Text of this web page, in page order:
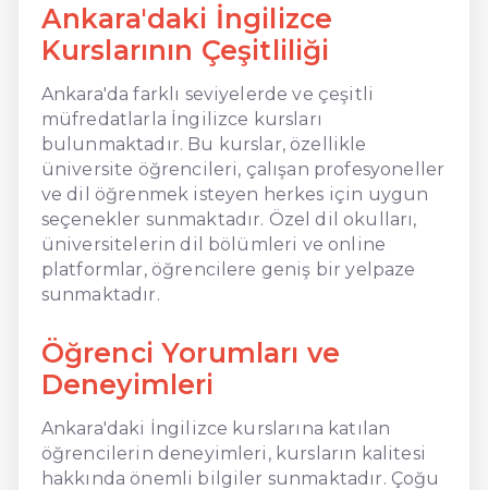
Ankara'daki İngilizce
Kurslarının Çeşitliliği
Ankara'da farklı seviyelerde ve çeşitli
müfredatlarla İngilizce kursları
bulunmaktadır. Bu kurslar, özellikle
üniversite öğrencileri, çalışan profesyoneller
ve dil öğrenmek isteyen herkes için uygun
seçenekler sunmaktadır. Özel dil okulları,
üniversitelerin dil bölümleri ve online
platformlar, öğrencilere geniş bir yelpaze
sunmaktadır.
Öğrenci Yorumları ve
Deneyimleri
Ankara'daki İngilizce kurslarına katılan
öğrencilerin deneyimleri, kursların kalitesi
hakkında önemli bilgiler sunmaktadır. Çoğu